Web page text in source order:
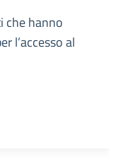
che hanno
l’accesso al